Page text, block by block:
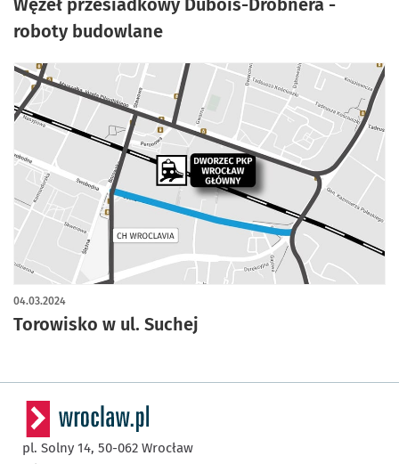
Węzeł przesiadkowy Dubois-Drobnera -
roboty budowlane
Torowisko w ul. Suchej
04.03.2024
pl. Solny 14, 50-062 Wrocław